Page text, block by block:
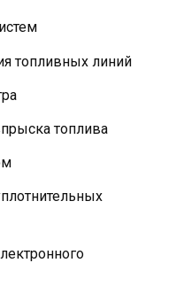
топливных линий
топлива